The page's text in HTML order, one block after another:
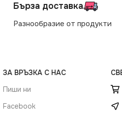
Бърза доставка
Разнообразие от продукти
ЗА ВРЪЗКА С НАС
Пиши ни
Facebook